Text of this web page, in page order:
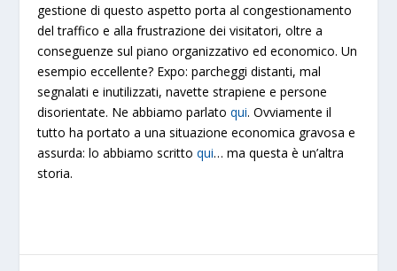
gestione di questo aspetto porta al congestionamento
del traffico e alla frustrazione dei visitatori, oltre a
conseguenze sul piano organizzativo ed economico. Un
esempio eccellente? Expo: parcheggi distanti, mal
segnalati e inutilizzati, navette strapiene e persone
disorientate. Ne abbiamo parlatoqui. Ovviamente il
tutto ha portato a una situazione economica gravosa e
assurda: lo abbiamo scrittoqui… ma questa è un’altra
storia.